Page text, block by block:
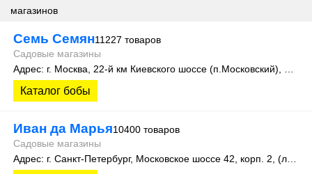
магазинов
Семь Семян11227 товаров
Садовые магазины
Каталог бобы
Иван да Марья10400 товаров
Садовые магазины